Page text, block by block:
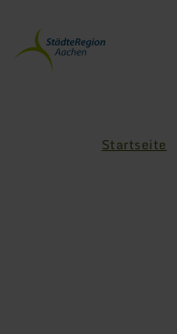
Zurück
zur
Startseite
Startseite